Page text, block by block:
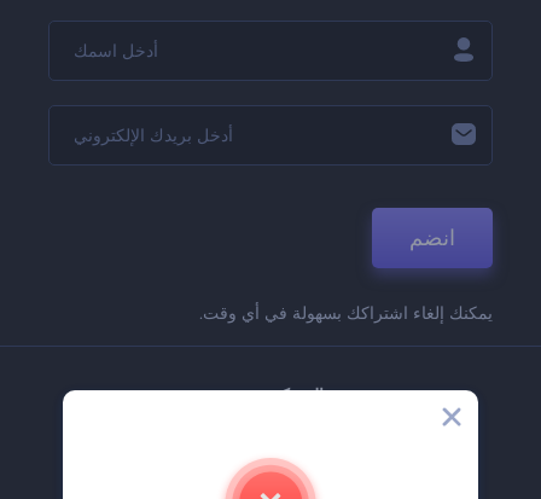
انضم
يمكنك إلغاء اشتراكك بسهولة في أي وقت.
الشركة
اتصل بنا